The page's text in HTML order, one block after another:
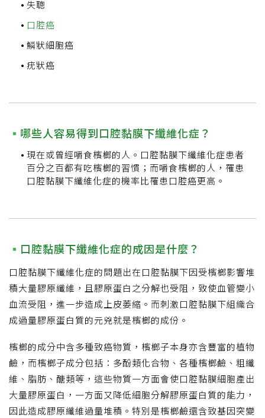
失聰
口腔癌
鱗狀細胞癌
疣狀癌
哪些人容易得到口腔黏膜下纖維化症？
現在或曾經嚼食檳榔的人。口腔黏膜下纖維化症患者
百分之百都有吃檳榔的習慣；而嚼食檳榔的人，罹患
口腔黏膜下纖維化症的機率比罹患口腔癌更高。
口腔黏膜下纖維化症的成因是什麼？
口腔黏膜下纖維化症的問題出在口腔黏膜下因受檳榔影響堆
積大量膠原纖維，且膠原蛋白之分解也受阻，致使血管變小
血流受阻，進一步造成上皮萎縮。而刺激口腔黏膜下組織合
成過量膠原蛋白質的元兇就是檳榔的成份。
檳榔的成分中含多種致癌物質，檳榔子本身亦含豐富的植物
鹼，而檳榔子成分包括：多酚類化合物、各種檳榔鹼、粗纖
維、脂肪、醣類等，這些物質一方面會使口腔黏膜細胞產出
大量膠原蛋白，一方面又降低細胞分解膠原蛋白質的能力，
因此造成膠原纖維過量堆積。特別是檳榔鹼還含致基因突變